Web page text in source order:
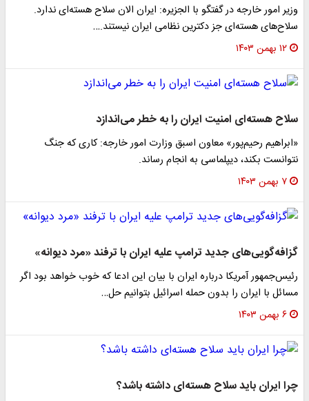
وزیر امور خارجه در گفتگو با الجزیره: ایران الان سلاح هسته‌ای ندارد.
سلاح‌های هسته‌ای جز دکترین نظامی ایران نیستند.…
۱۲ بهمن ۱۴۰۳
سلاح هسته‌ای امنیت ایران را به خطر می‌اندازد
«ابراهیم رحیم‌پور» معاون اسبق وزارت امور خارجه: کاری که جنگ
نتوانست بکند، دیپلماسی به انجام رساند.
۷ بهمن ۱۴۰۳
گزافه‌گویی‌های جدید ترامپ علیه ایران با ترفند «مرد دیوانه»
رئیس‌جمهور آمریکا درباره ایران با بیان این ادعا که خوب خواهد بود اگر
مسائل با ایران را بدون حمله اسرائیل بتوانیم حل…
۶ بهمن ۱۴۰۳
چرا ایران باید سلاح هسته‌ای داشته باشد؟